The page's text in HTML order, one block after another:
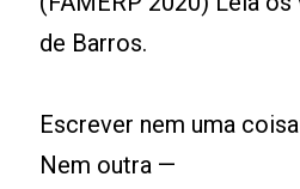
de Barros.
Escrever nem uma coisa
Nem outra —